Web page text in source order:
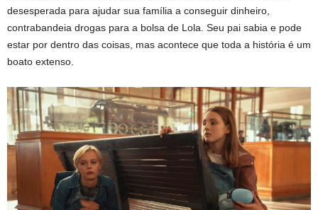
desesperada para ajudar sua família a conseguir dinheiro,
contrabandeia drogas para a bolsa de Lola. Seu pai sabia e pode
estar por dentro das coisas, mas acontece que toda a história é um
boato extenso.